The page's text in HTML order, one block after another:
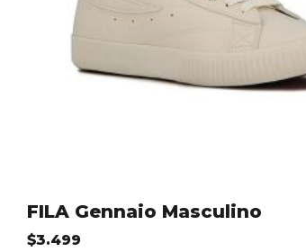
FILA Gennaio Masculino
$3.499